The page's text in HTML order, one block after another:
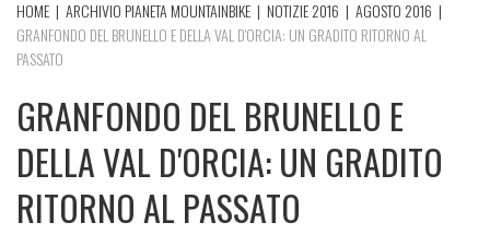
HOME | ARCHIVIO PIANETA MOUNTAINBIKE | NOTIZIE 2016 | AGOSTO 2016 |
GRANFONDO DEL BRUNELLO E DELLA VAL D'ORCIA: UN GRADITO RITORNO AL
PASSATO
GRANFONDO DEL BRUNELLO E
DELLA VAL D'ORCIA: UN GRADITO
RITORNO AL PASSATO